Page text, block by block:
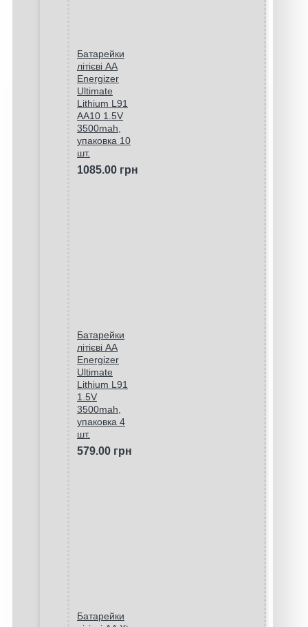
Батарейки
літієві AA
Energizer
Ultimate
Lithium L91
AA10 1.5V
3500mah,
упаковка 10
шт.
1085.00 грн
Батарейки
літієві AA
Energizer
Ultimate
Lithium L91
1.5V
3500mah,
упаковка 4
шт.
579.00 грн
Батарейки